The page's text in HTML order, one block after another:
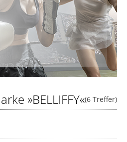
(6 Treffer)
»BELLIFFY«